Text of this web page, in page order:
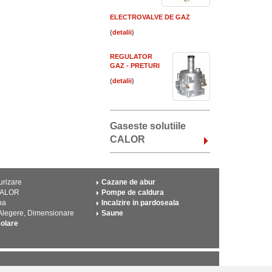
ELECTROVALVE DE GAZ
( )
REGULATOR
GAZ - PRETURI
( )
Gaseste solutiile
CALOR
Dimensionare
Cazane de abur
Pompe de caldura
Incalzire in pardoseala
Saune